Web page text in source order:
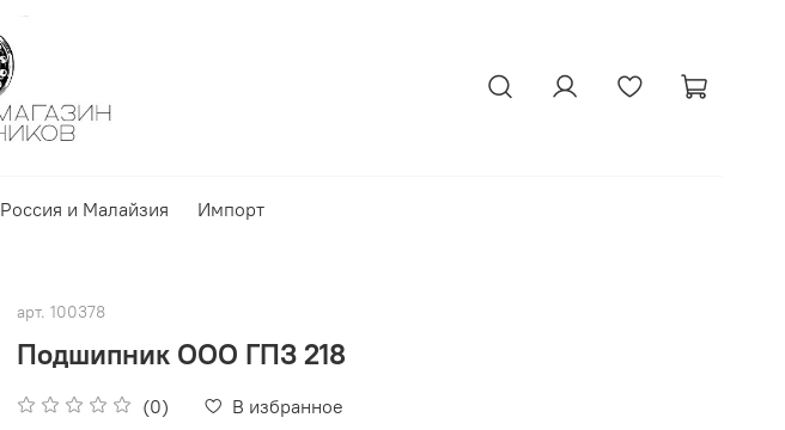
Россия и Малайзия Импорт
арт. 100378
Подшипник ООО ГПЗ 218
(0) В избранное